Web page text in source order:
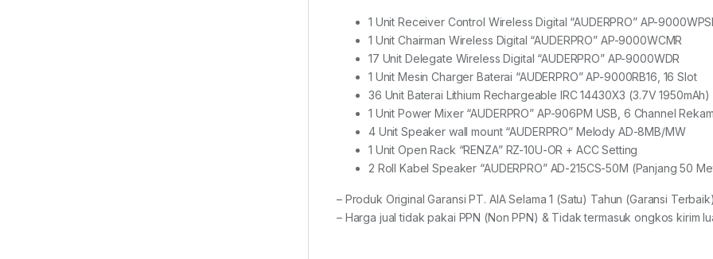
1 Unit Receiver Control Wireless Digital “AUDERPRO” AP-
1 Unit Chairman Wireless Digital “AUDERPRO” AP-9000WCMR
17 Unit Delegate Wireless Digital “AUDERPRO” AP-9000WDR
1 Unit Mesin Charger Baterai “AUDERPRO” AP-9000RB16, 16 Slot
36 Unit Baterai Lithium Rechargeable IRC 14430X3 (3.7V 1950mAh)
1 Unit Power Mixer “AUDERPRO” AP-906PM USB, 6 Channel
4 Unit Speaker wall mount “AUDERPRO” Melody AD-8MB/MW
1 Unit Open Rack “RENZA” RZ-10U-OR + ACC Setting
2 Roll Kabel Speaker “AUDERPRO” AD-215CS-50M (Panjang 50
– Produk Original Garansi PT. AIA Selama 1 (Satu) Tahun (Garansi Terbaik)
– Harga jual tidak pakai PPN (Non PPN) & Tidak termasuk ongkos kirim